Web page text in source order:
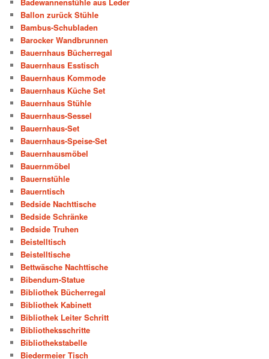
Ballon zurück Stühle
Bambus-Schubladen
Barocker Wandbrunnen
Bauernhaus Bücherregal
Bauernhaus Esstisch
Bauernhaus Kommode
Bauernhaus Küche Set
Bauernhaus Stühle
Bauernhaus-Sessel
Bauernhaus-Set
Bauernhaus-Speise-Set
Bauernhausmöbel
Bauernmöbel
Bauernstühle
Bauerntisch
Bedside Nachttische
Bedside Schränke
Bedside Truhen
Beistelltisch
Beistelltische
Bettwäsche Nachttische
Bibendum-Statue
Bibliothek Bücherregal
Bibliothek Kabinett
Bibliothek Leiter Schritt
Bibliotheksschritte
Bibliothekstabelle
Biedermeier Tisch